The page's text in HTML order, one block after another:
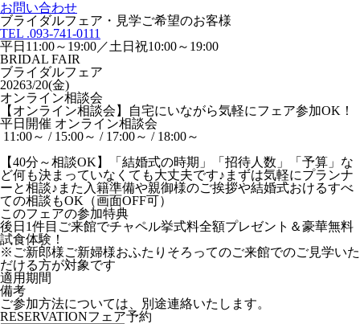
お問い合わせ
ブライダルフェア・見学ご希望のお客様
TEL .093-741-0111
平日11:00～19:00／土日祝10:00～19:00
BRIDAL FAIR
ブライダルフェア
20263/20(金)
オンライン相談会
【オンライン相談会】自宅にいながら気軽にフェア参加OK！
平日開催 オンライン相談会
11:00～ / 15:00～ / 17:00～ / 18:00～
【40分～相談OK】「結婚式の時期」「招待人数」「予算」な
ど何も決まっていなくても大丈夫です♪まずは気軽にプランナ
ーと相談♪また入籍準備や親御様のご挨拶や結婚式おけるすべ
ての相談もOK（画面OFF可）
このフェアの参加特典
後日1件目ご来館でチャペル挙式料全額プレゼント＆豪華無料
試食体験！
※ご新郎様ご新婦様おふたりそろってのご来館でのご見学いた
だける方が対象です
適用期間
備考
ご参加方法については、別途連絡いたします。
RESERVATIONフェア予約